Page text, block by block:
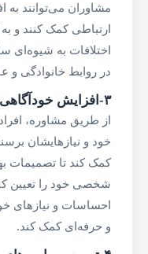
مشاوران می‌توانند به
ارتباطی کمک کنند و به
اختلافات به شیوه‌ای
در روابط خانوادگی
۳-افزایش خودآگاهی
از طریق مشاوره،
خود و نیازهایشان
کمک کند تا تصمیمات
شخصی خود را تعیین
احساسات و نیازهای
و حرفه‌ای کمک کند.